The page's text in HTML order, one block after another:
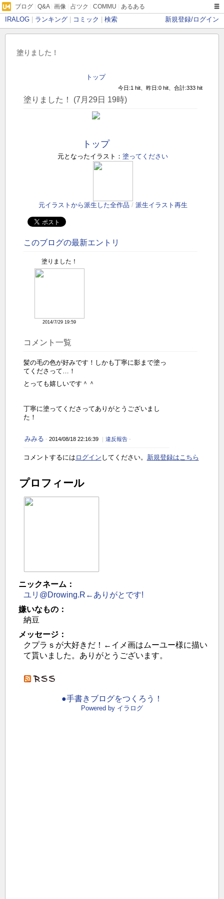
ブログ Q&A| 画像 占ツク COMMU あるある
IRALOG ランキング コミック 検索 新規登録/ログイン
塗りました！
トップ
今日:1 hit、昨日:0 hit、合計:333 hit
塗りました！ (7月29日 19時)
トップ
元となったイラスト：塗ってください
元イラストから派生した全作品 / 派生イラスト再生
このブログの最新エントリ
塗りました！
2014/7/29 19:59
コメント一覧
髪の毛の色が好みです！しかも丁寧に影まで塗っ
てくださって…！
とっても嬉しいです＾＾
丁寧に塗ってくださってありがとうございまし
た！
みみる - 2014/08/18 22:16:39 ｜ 違反報告 -
コメントするには ログイン してください。 新規登録はこちら
プロフィール
ニックネーム：
ユリ@Drowing.R←ありがとです!
嫌いなもの：
納豆
メッセージ：
クプラｓが大好きだ！←イメ画はムーユー様に描い
て貰いました。ありがとうございます。
●手書きブログをつくろう！
Powered by イラログ